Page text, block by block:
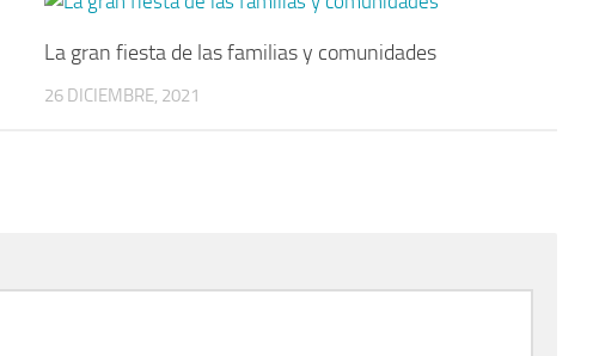
La gran fiesta de las familias y comunidades
26 DICIEMBRE, 2021